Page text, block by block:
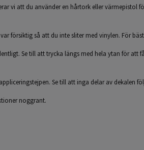
vi att du använder en hårtork eller värmepistol
försiktig så att du inte sliter med vinylen. För
Se till att trycka längs med hela ytan för att
Se till att inga delar av dekalen
noggrant.